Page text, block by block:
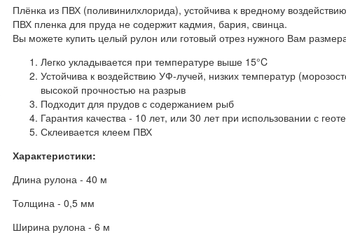
Плёнка из ПВХ (поливинилхлорида), устойчива к вредному
ПВХ пленка для пруда не содержит кадмия, бария, свинца.
Вы можете купить целый рулон или готовый отрез нужного Вам
Легко укладывается при температуре выше 15°C
Устойчива к воздействию УФ-лучей, низких температур
высокой прочностью на разрыв
Подходит для прудов с содержанием рыб
Гарантия качества - 10 лет, или 30 лет при использовании с
Склеивается клеем ПВХ
Характеристики:
Длина рулона - 40 м
Толщина - 0,5 мм
Ширина рулона - 6 м